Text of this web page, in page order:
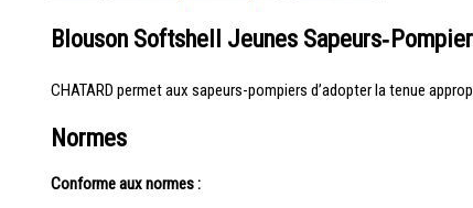
Blouson Softshell Jeunes
CHATARD permet aux sapeurs-pompiers d’adopter la tenue
Normes
Conforme aux normes :